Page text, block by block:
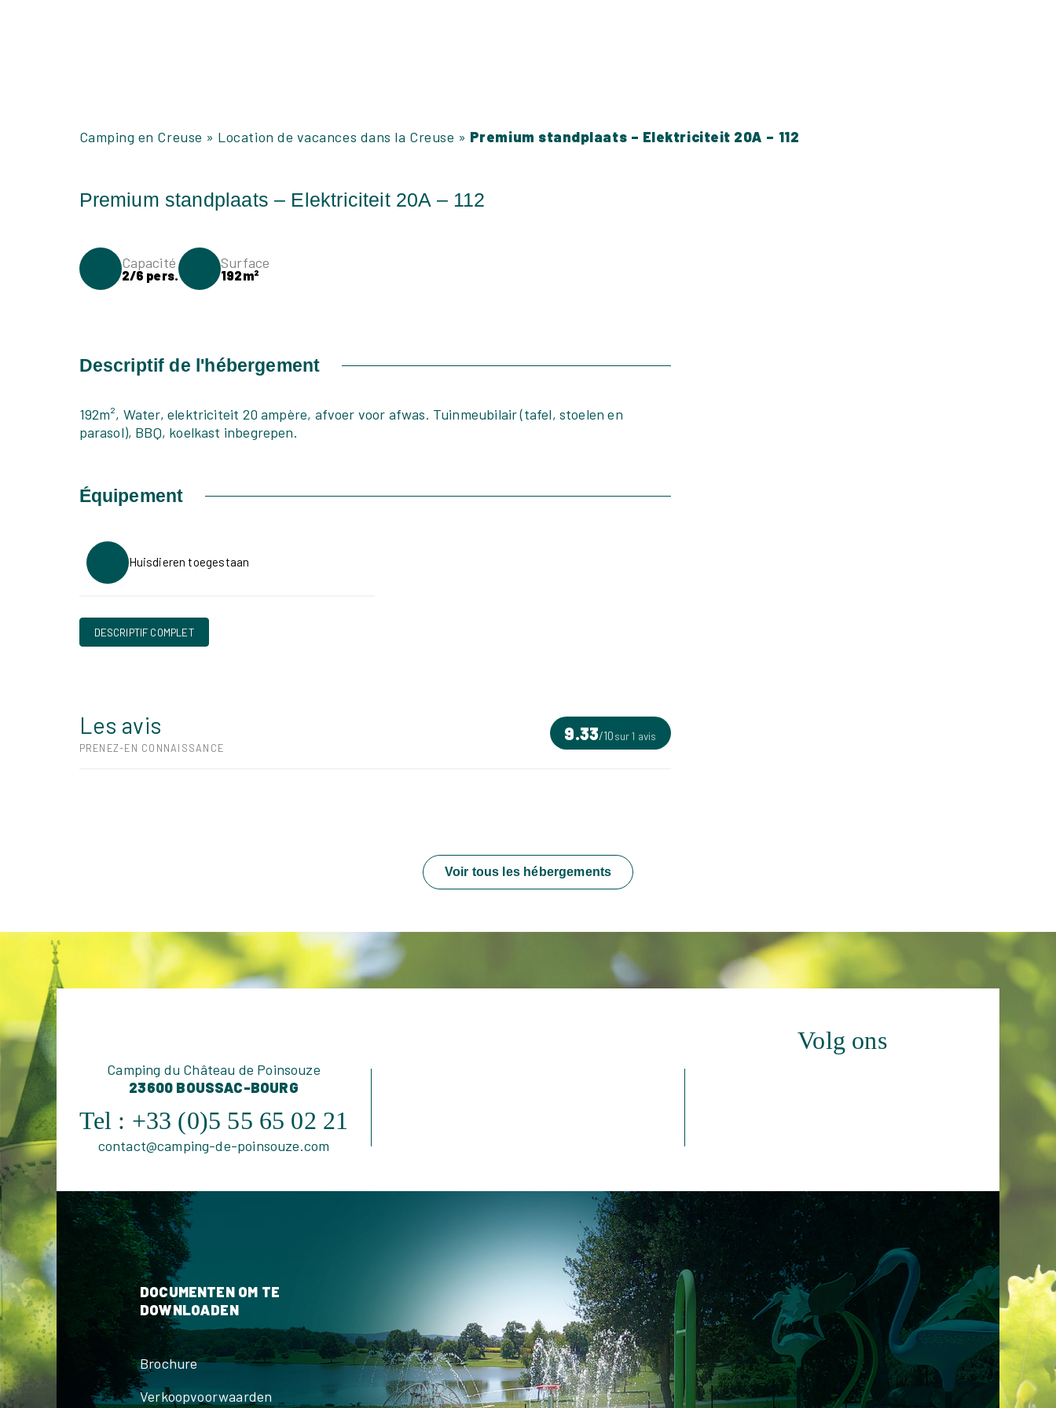
Camping en Creuse » Location de vacances dans la Creuse » Premium standplaats – Elektriciteit 20A – 112
Capacité
2/6 pers.
Surface
192m²
Descriptif de l'hébergement
192m², Water, elektriciteit 20 ampère, afvoer voor afwas. Tuinmeubilair (tafel, stoelen en
parasol), BBQ, koelkast inbegrepen.
Équipement
Huisdieren toegestaan
DESCRIPTIF COMPLET
Les avis
PRENEZ-EN CONNAISSANCE
9.33/10sur 1 avis
Voir tous les hébergements
Camping du Château de Poinsouze
23600 BOUSSAC-BOURG
Tel : +33 (0)5 55 65 02 21
contact@camping-de-poinsouze.com
Volg ons
DOCUMENTEN OM TE
DOWNLOADEN
Brochure
Verkoopvoorwaarden